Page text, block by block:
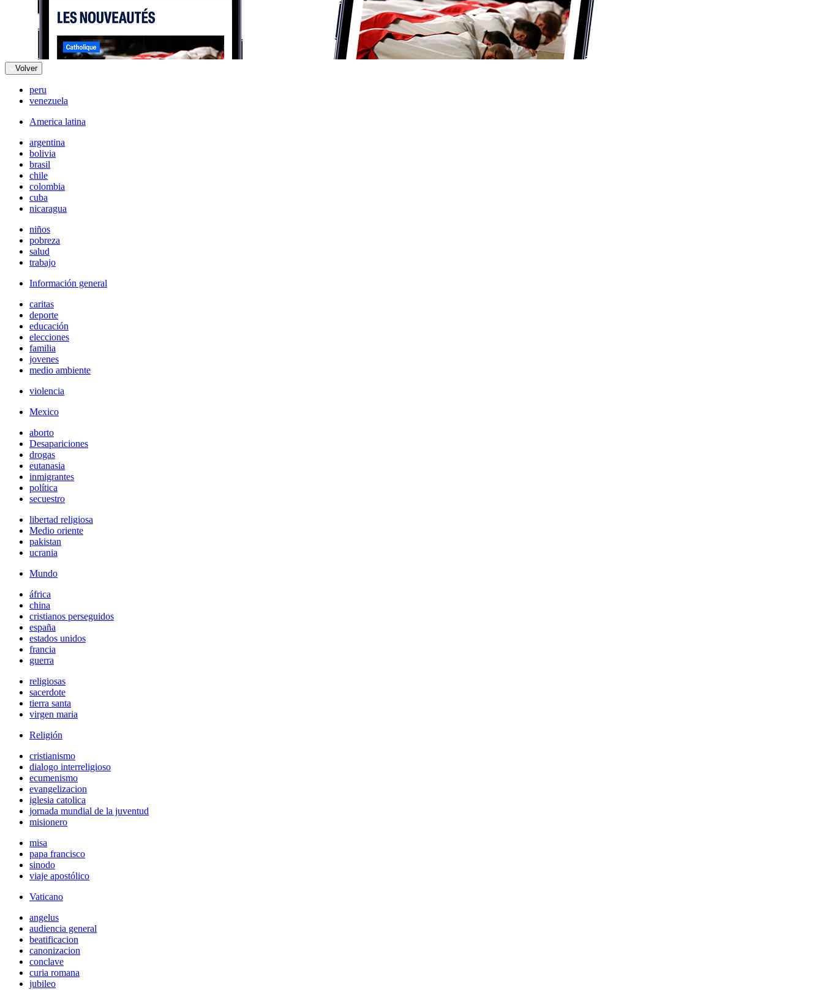
Volver
peru
venezuela
America latina
argentina
bolivia
brasil
chile
colombia
cuba
nicaragua
niños
pobreza
salud
trabajo
Información general
caritas
deporte
educación
elecciones
familia
jovenes
medio ambiente
violencia
Mexico
aborto
Desapariciones
drogas
eutanasia
inmigrantes
política
secuestro
libertad religiosa
Medio oriente
pakistan
ucrania
Mundo
áfrica
china
cristianos perseguidos
españa
estados unidos
francia
guerra
religiosas
sacerdote
tierra santa
virgen maria
Religión
cristianismo
dialogo interreligioso
ecumenismo
evangelizacion
iglesia catolica
jornada mundial de la juventud
misionero
misa
papa francisco
sinodo
viaje apostólico
Vaticano
angelus
audiencia general
beatificacion
canonizacion
conclave
curia romana
jubileo